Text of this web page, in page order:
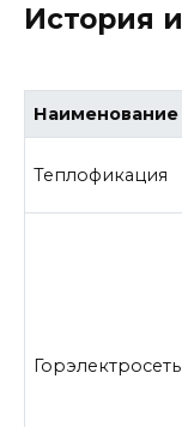
История
Наименование
Теплофикация
Горэлектросеть